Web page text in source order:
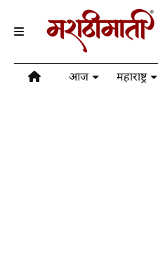
आज महाराष्ट्र